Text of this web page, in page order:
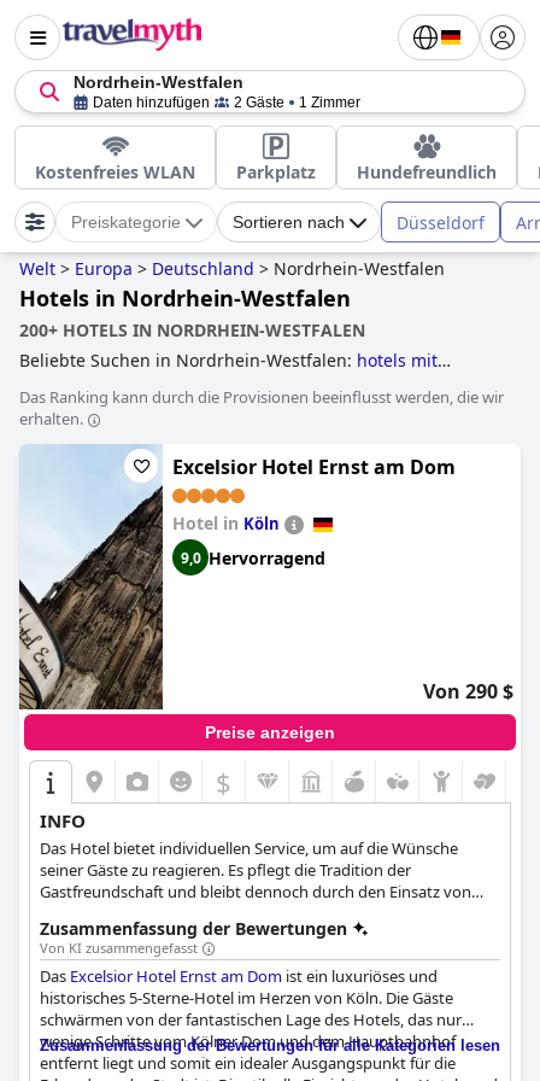
Nordrhein-Westfalen
Daten hinzufügen 2 Gäste 1 Zimmer
Kostenfreies WLAN Parkplatz Hundefreundlich
Preiskategorie Sortieren nach Düsseldorf
Welt > Europa > Deutschland > Nordrhein-Westfalen
Hotels in Nordrhein-Westfalen
200+ HOTELS IN NORDRHEIN-WESTFALEN
Beliebte Suchen in Nordrhein-Westfalen: hotels mit
hotels,romantische hotels,schlosshotels,historische
hotels,hotels mit infinity-pool
hotels,golfhotels,
, baumhaushotels,familienhotels,
hundefreundliche hotels,hotels mit pool
flitterwochen,hotels mit privatpool erwachsenenhotels
sterne-hotels,hotels mit hallenbad and
Das Ranking kann durch die Provisionen beeinflusst werden, die wir
erhalten.
Excelsior Hotel Ernst am Dom
Hotel in Köln
9,0 Hervorragend
Von 290 $
Preise anzeigen
$
INFO
Das Hotel bietet individuellen Service, um auf die Wünsche
seiner Gäste zu reagieren. Es pflegt die Tradition der
Gastfreundschaft und bleibt dennoch durch den Einsatz von
Zusammenfassung der Bewertungen
Von KI zusammengefasst
Das Excelsior Hotel Ernst am Dom ist ein luxuriöses und
historisches 5-Sterne-Hotel im Herzen von Köln. Die Gäste
schwärmen von der fantastischen Lage des Hotels, das nur
wenige Schritte vom Kölner Dom und dem Hauptbahnhof
entfernt liegt und somit ein idealer Ausgangspunkt für die
Zusammenfassung der Bewertungen für alle Kategorien lesen